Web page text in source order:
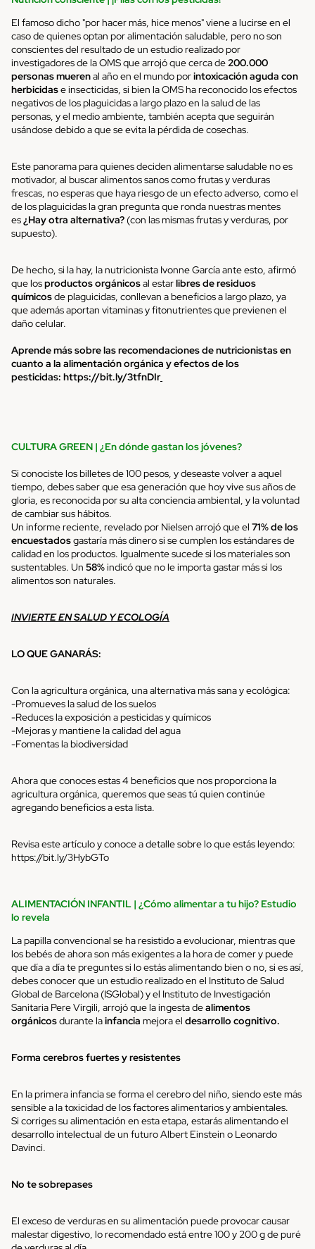
El famoso dicho "por hacer más, hice menos" viene a lucirse en el
caso de quienes optan por alimentación saludable, pero no son
conscientes del resultado de un estudio realizado por
investigadores de la OMS que arrojó que cerca de200.000
personas muerenal año en el mundo porintoxicación aguda con
herbicidase insecticidas, si bien la OMS ha reconocido los efectos
negativos de los plaguicidas a largo plazo en la salud de las
personas, y el medio ambiente, también acepta que seguirán
usándose debido a que se evita la pérdida de cosechas.
Este panorama para quienes deciden alimentarse saludable no es
motivador, al buscar alimentos sanos como frutas y verduras
frescas, no esperas que haya riesgo de un efecto adverso, como el
de los plaguicidas la gran pregunta que ronda nuestras mentes
es¿Hay otra alternativa? (con las mismas frutas y verduras, por
supuesto).
De hecho, si la hay, la nutricionista Ivonne García ante esto, afirmó
que losproductos orgánicosal estarlibres de residuos
químicosde plaguicidas, conllevan a beneficios a largo plazo, ya
que además aportan vitaminas y fitonutrientes que previenen el
daño celular.
Aprende más sobre las recomendaciones de nutricionistas en
cuanto a la alimentación orgánica y efectos de los
pesticidas: https://bit.ly/3tfnDIr
CULTURA GREEN | ¿En dónde gastan los jóvenes?
Si conociste los billetes de 100 pesos, y deseaste volver a aquel
tiempo, debes saber que esa generación que hoy vive sus años de
gloria, es reconocida por su alta conciencia ambiental, y la voluntad
de cambiar sus hábitos.
Un informe reciente, revelado por Nielsen arrojó que el 71% de los
encuestadosgastaría más dinero si se cumplen los estándares de
calidad en los productos. Igualmente sucede si los materiales son
sustentables. Un 58%indicó que no le importa gastar más si los
alimentos son naturales.
INVIERTE EN SALUD Y ECOLOGÍA
LO QUE GANARÁS:
Con la agricultura orgánica, una alternativa más sana y ecológica:
-Promueves la salud de los suelos
-Reduces la exposición a pesticidas y químicos
-Mejoras y mantiene la calidad del agua
-Fomentas la biodiversidad
Ahora que conoces estas 4 beneficios que nos proporciona la
agricultura orgánica, queremos que seas tú quien continúe
agregando beneficios a esta lista.
Revisa este artículo y conoce a detalle sobre lo que estás leyendo:
https://bit.ly/3HybGTo
ALIMENTACIÓN INFANTIL | ¿Cómo alimentar a tu hijo? Estudio
lo revela
La papilla convencional se ha resistido a evolucionar, mientras que
los bebés de ahora son más exigentes a la hora de comer y puede
que día a día te preguntes si lo estás alimentando bien o no, si es así,
debes conocer que un estudio realizado en el Instituto de Salud
Global de Barcelona (ISGlobal) y el Instituto de Investigación
Sanitaria Pere Virgili, arrojó que la ingesta dealimentos
orgánicosdurante lainfancia mejora el desarrollo cognitivo.
Forma cerebros fuertes y resistentes
En la primera infancia se forma el cerebro del niño, siendo este más
sensible a la toxicidad de los factores alimentarios y ambientales.
Si corriges su alimentación en esta etapa, estarás alimentando el
desarrollo intelectual de un futuro Albert Einstein o Leonardo
Davinci.
No te sobrepases
El exceso de verduras en su alimentación puede provocar causar
malestar digestivo, lo recomendado está entre 100 y 200 g de puré